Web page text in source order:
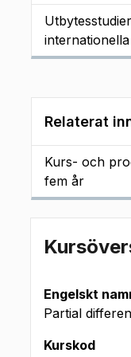
Relaterat
Kurs- och
fem år
Engelskt
Partial
Kurskod